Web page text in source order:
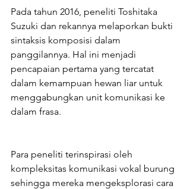
Pada tahun 2016, peneliti Toshitaka
Suzuki dan rekannya melaporkan bukti
sintaksis komposisi dalam
panggilannya. Hal ini menjadi
pencapaian pertama yang tercatat
dalam kemampuan hewan liar untuk
menggabungkan unit komunikasi ke
dalam frasa.
Para peneliti terinspirasi oleh
kompleksitas komunikasi vokal burung
sehingga mereka mengeksplorasi cara